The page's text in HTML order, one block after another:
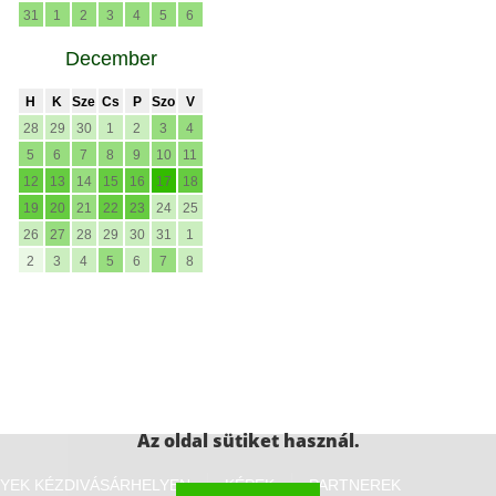
31
1 2 3 4 5 6
December
H K Sze Cs P Szo
V
28
29 30 1 2 3
4
5
6 7 8 9 10
11
12
13 14 15 16 17
18
19
20 21 22 23 24
25
26
27 28 29 30 31
1
2
3 4 5 6 7 8
KÉZDIVÁSÁRHELYEN KÉPEK PARTNEREK
Az oldal sütiket használ.